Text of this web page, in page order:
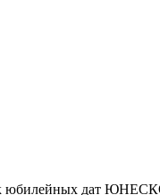
юбилейных дат